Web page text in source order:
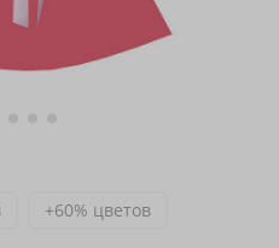
+60% цветов